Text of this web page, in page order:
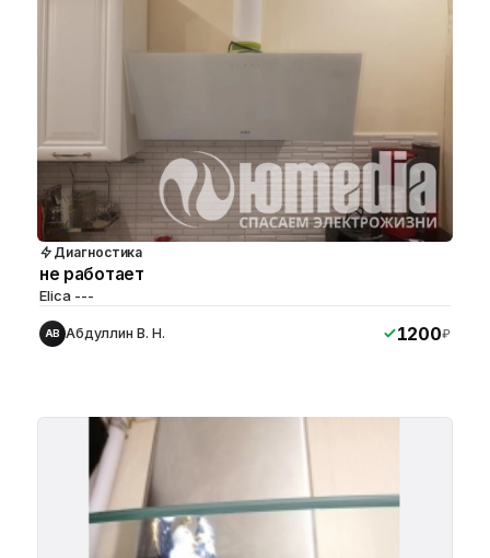
Диагностика
не работает
Elica ---
АВ Абдуллин В. Н. 1200₽